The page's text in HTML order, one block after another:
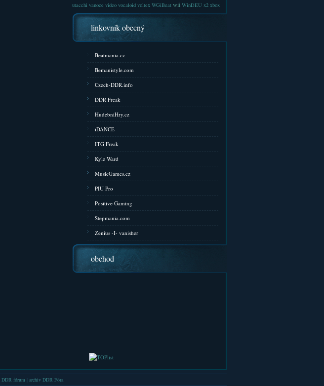
utacchi vanoce video vocaloid voltex WGiBeat wii WinDEU x2 xbox
linkovník obecný
Beatmania.cz
Bemanistyle.com
Czech-DDR.info
DDR Freak
HudebniHry.cz
iDANCE
ITG Freak
Kyle Ward
MusicGames.cz
PIU Pro
Positive Gaming
Stepmania.com
Zenius -I- vanisher
obchod
DDR fórum archiv DDR Fóra